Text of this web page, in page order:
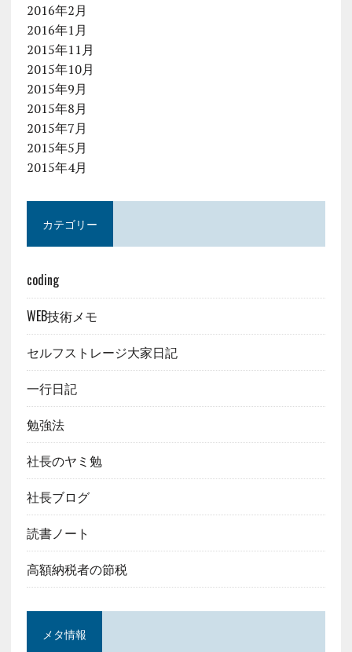
2016年2月
2016年1月
2015年11月
2015年10月
2015年9月
2015年8月
2015年7月
2015年5月
2015年4月
カテゴリー
coding
WEB技術メモ
セルフストレージ大家日記
一行日記
勉強法
社長のヤミ勉
社長ブログ
読書ノート
高額納税者の節税
メタ情報